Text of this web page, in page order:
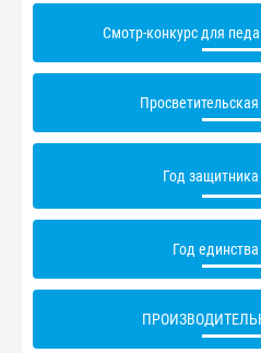
Смотр-конкурс для
Год защитника
Год